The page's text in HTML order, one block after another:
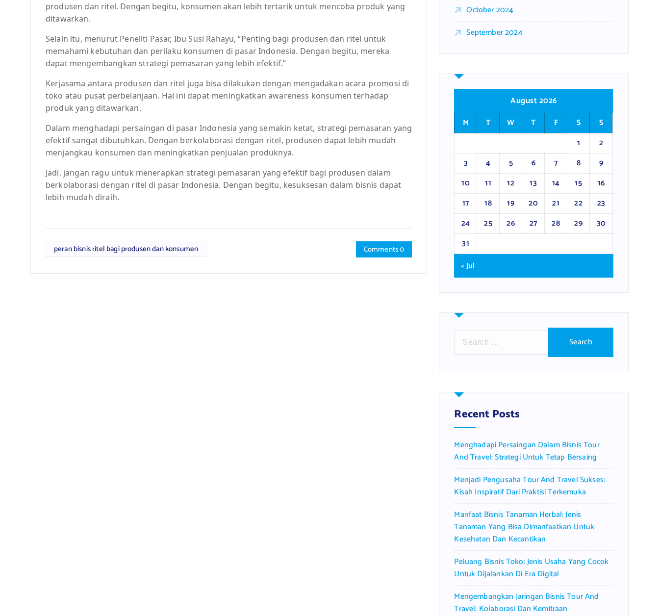
produsen dan ritel. Dengan begitu, konsumen akan lebih tertarik untuk mencoba produk yang
ditawarkan.
Selain itu, menurut Peneliti Pasar, Ibu Susi Rahayu, “Penting bagi produsen dan ritel untuk
memahami kebutuhan dan perilaku konsumen di pasar Indonesia. Dengan begitu, mereka
dapat mengembangkan strategi pemasaran yang lebih efektif.”
Kerjasama antara produsen dan ritel juga bisa dilakukan dengan mengadakan acara promosi di
toko atau pusat perbelanjaan. Hal ini dapat meningkatkan awareness konsumen terhadap
produk yang ditawarkan.
Dalam menghadapi persaingan di pasar Indonesia yang semakin ketat, strategi pemasaran yang
efektif sangat dibutuhkan. Dengan berkolaborasi dengan ritel, produsen dapat lebih mudah
menjangkau konsumen dan meningkatkan penjualan produknya.
Jadi, jangan ragu untuk menerapkan strategi pemasaran yang efektif bagi produsen dalam
berkolaborasi dengan ritel di pasar Indonesia. Dengan begitu, kesuksesan dalam bisnis dapat
lebih mudah diraih.
peran bisnis ritel bagi produsen dan konsumen Comments 0
October 2024
September 2024
August 2026
M
T W T F S
S
1
2
3
4 5 6 7 8
9
10
11 12 13 14 15
16
17
18 19 20 21 22
23
24
25 26 27 28 29
30
31
« Jul
r
h
f
o
:
Recent Posts
Menghadapi Persaingan Dalam Bisnis Tour
And Travel: Strategi Untuk Tetap Bersaing
Menjadi Pengusaha Tour And Travel Sukses:
Kisah Inspiratif Dari Praktisi Terkemuka
Manfaat Bisnis Tanaman Herbal: Jenis
Tanaman Yang Bisa Dimanfaatkan Untuk
Kesehatan Dan Kecantikan
Peluang Bisnis Toko: Jenis Usaha Yang Cocok
Untuk Dijalankan Di Era Digital
Mengembangkan Jaringan Bisnis Tour And
Travel: Kolaborasi Dan Kemitraan